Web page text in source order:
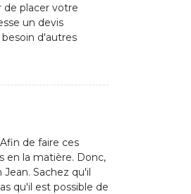
de placer votre
un devis
d'autres
de faire ces
en la matière. Donc,
Sachez qu'il
qu'il est possible de